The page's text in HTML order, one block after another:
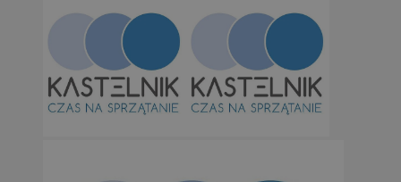
Nazwa
Domena
SessID
orzesze.com.pl
QeSessID orzesze.com.pl